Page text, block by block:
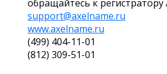
обращайтесь к регистратору
support@axelname.ru
www.axelname.ru
(499) 404-11-01
(812) 309-51-01